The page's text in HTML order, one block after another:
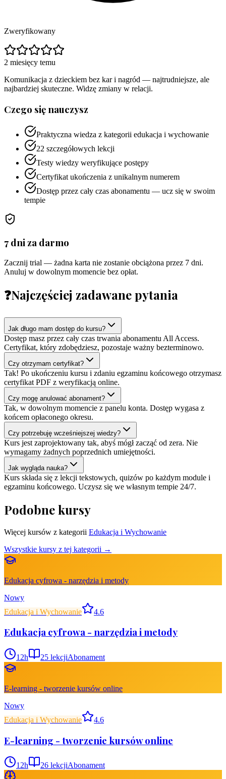
Zweryfikowany
2 miesięcy temu
Komunikacja z dzieckiem bez kar i nagród — najtrudniejsze, ale
najbardziej skuteczne. Widzę zmiany w relacji.
Czego się nauczysz
Praktyczna wiedza z kategorii edukacja i wychowanie
22 szczegółowych lekcji
Testy wiedzy weryfikujące postępy
Certyfikat ukończenia z unikalnym numerem
Dostęp przez cały czas abonamentu — ucz się w swoim
tempie
7 dni za darmo
Zacznij trial — żadna karta nie zostanie obciążona przez 7 dni.
Anuluj w dowolnym momencie bez opłat.
❓Najczęściej zadawane pytania
Jak długo mam dostęp do kursu?
Dostęp masz przez cały czas trwania abonamentu All Access.
Certyfikat, który zdobędziesz, pozostaje ważny bezterminowo.
Czy otrzymam certyfikat?
Tak! Po ukończeniu kursu i zdaniu egzaminu końcowego otrzymasz
certyfikat PDF z weryfikacją online.
Czy mogę anulować abonament?
Tak, w dowolnym momencie z panelu konta. Dostęp wygasa z
końcem opłaconego okresu.
Czy potrzebuję wcześniejszej wiedzy?
Kurs jest zaprojektowany tak, abyś mógł zacząć od zera. Nie
wymagamy żadnych poprzednich umiejętności.
Jak wygląda nauka?
Kurs składa się z lekcji tekstowych, quizów po każdym module i
egzaminu końcowego. Uczysz się we własnym tempie 24/7.
Podobne kursy
Więcej kursów z kategorii Edukacja i Wychowanie
Wszystkie kursy z tej kategorii →
Edukacja cyfrowa - narzędzia i metody
Nowy
Edukacja i Wychowanie
4.6
Edukacja cyfrowa - narzędzia i metody
12h 25 lekcjiAbonament
E-learning - tworzenie kursów online
Nowy
Edukacja i Wychowanie
4.6
E-learning - tworzenie kursów online
12h 26 lekcjiAbonament